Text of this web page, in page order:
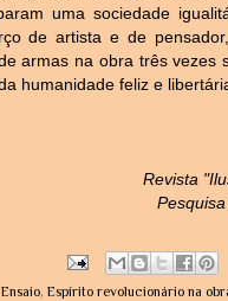
uma sociedade
de artista e de
armas na obra três vezes
humanidade feliz e
Revista
Ensaio, Espírito revolucionário na